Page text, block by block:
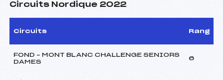
Circuits Nordique 2022
Circuits Rang
FOND – MONT BLANC CHALLENGE SENIORS
DAMES
6